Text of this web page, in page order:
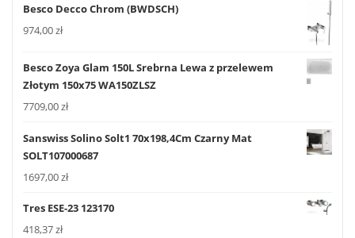
Besco Decco Chrom (BWDSCH)
974,00zł
Besco Zoya Glam 150L Srebrna Lewa z przelewem
Złotym 150x75 WA150ZLSZ
7709,00zł
Sanswiss Solino Solt1 70x198,4Cm Czarny Mat
SOLT107000687
1697,00zł
Tres ESE-23 123170
418,37zł